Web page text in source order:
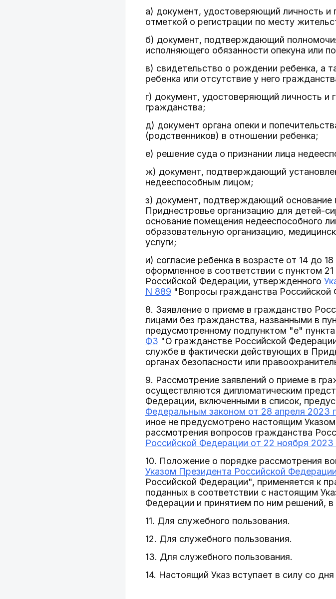
а) документ, удостоверяющий личность и
отметкой о регистрации по месту
б) документ, подтверждающий
исполняющего обязанности опекуна или
в) свидетельство о рождении ребенка, а
ребенка или отсутствие у него
г) документ, удостоверяющий личность и
гражданства;
д) документ органа опеки и
(родственников) в отношении ребенка;
е) решение суда о признании лица
ж) документ, подтверждающий
недееспособным лицом;
з) документ, подтверждающий
Приднестровье организацию для детей-
основание помещения недееспособного
образовательную организацию,
услуги;
и) согласие ребенка в возрасте от 14 до
оформленное в соответствии с пунктом
Российской Федерации, утвержденного
N 889 "Вопросы гражданства Российской
8. Заявление о приеме в гражданство
лицами без гражданства, названными в
предусмотренному подпунктом "е" пункта
ФЗ "О гражданстве Российской
службе в фактически действующих в
органах безопасности или
9. Рассмотрение заявлений о приеме в
осуществляются дипломатическим
Федерации, включенными в список,
Федеральным законом от 28 апреля 2023
иное не предусмотрено настоящим
рассмотрения вопросов гражданства
Российской Федерации от 22 ноября 2023
10. Положение о порядке рассмотрения
Указом Президента Российской
Российской Федерации", применяется к
поданных в соответствии с настоящим
Федерации и принятием по ним решений,
11. Для служебного пользования.
12. Для служебного пользования.
13. Для служебного пользования.
14. Настоящий Указ вступает в силу со